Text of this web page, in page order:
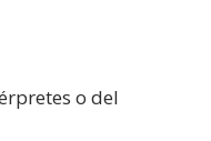
o del